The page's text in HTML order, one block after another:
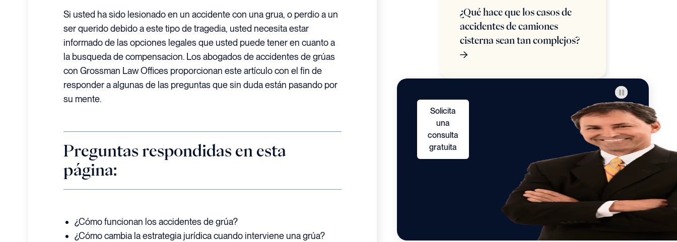
Si usted ha sido lesionado en un accidente con una grua, o perdio a un
ser querido debido a este tipo de tragedia, usted necesita estar
informado de las opciones legales que usted puede tener en cuanto a
la busqueda de compensacion. Los abogados de accidentes de grúas
con Grossman Law Offices proporcionan este artículo con el fin de
responder a algunas de las preguntas que sin duda están pasando por
su mente.
Preguntas respondidas en esta
página:
¿Cómo funcionan los accidentes de grúa?
¿Cómo cambia la estrategia jurídica cuando interviene una grúa?
¿Qué hace que los casos de
accidentes de camiones
cisterna sean tan complejos?
Solicita
una
consulta
gratuita